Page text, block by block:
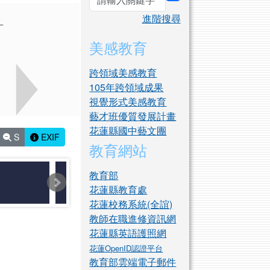
S EXIF
search
進階搜尋
美感教育
跨領域美感教育
105年跨領域成果
視覺形式美感教育
藝才班優質發展計畫
花蓮縣國中藝文團
教育網站
教育部
花蓮縣教育處
花蓮校務系統(全誼)
教師在職進修資訊網
花蓮縣英語護照網
花蓮OpenID認證平台
教育部雲端電子郵件